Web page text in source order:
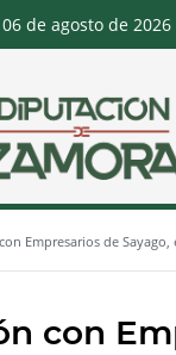
de agosto de 2026
Empresarios de Sayago,
con